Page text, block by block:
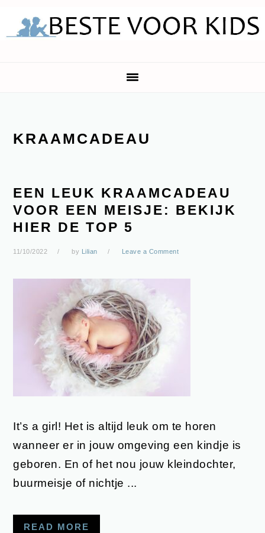
KRAAMCADEAU
EEN LEUK KRAAMCADEAU
VOOR EEN MEISJE: BEKIJK
HIER DE TOP 5
11/10/2022 by Lilian Leave a Comment
It’s a girl! Het is altijd leuk om te horen
wanneer er in jouw omgeving een kindje is
geboren. En of het nou jouw kleindochter,
buurmeisje of nichtje ...
READ MORE